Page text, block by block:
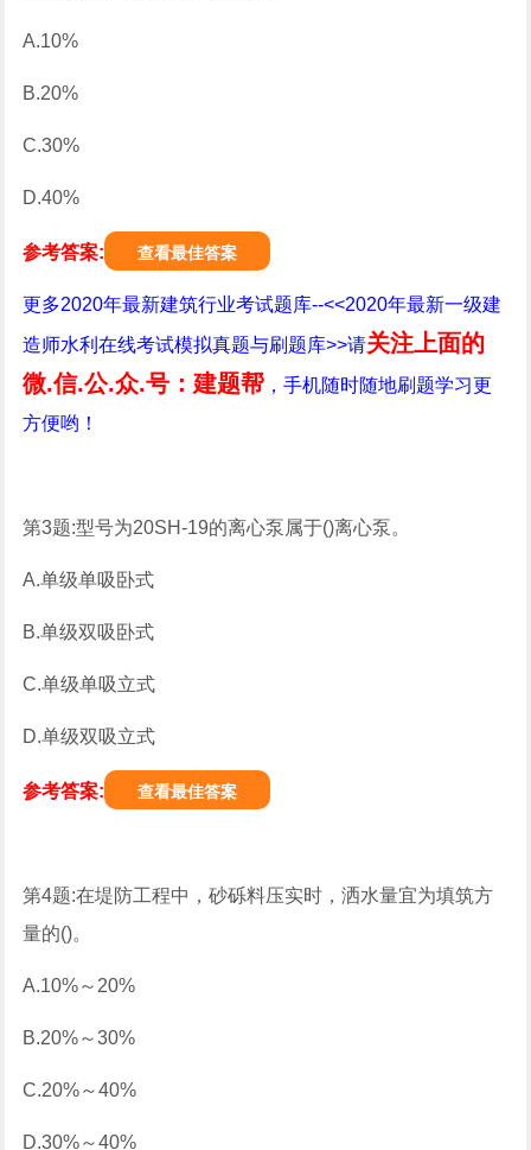
A.10%
B.20%
C.30%
D.40%
参考答案: 查看最佳答案
更多2020年最新建筑行业考试题库--<<2020年最新一级建
造师水利在线考试模拟真题与刷题库>>请关注上面的
微.信.公.众.号：建题帮 ，手机随时随地刷题学习更
方便哟！
第3题:型号为20SH-19的离心泵属于()离心泵。
A.单级单吸卧式
B.单级双吸卧式
C.单级单吸立式
D.单级双吸立式
参考答案: 查看最佳答案
第4题:在堤防工程中，砂砾料压实时，洒水量宜为填筑方
量的()。
A.10%～20%
B.20%～30%
C.20%～40%
D.30%～40%